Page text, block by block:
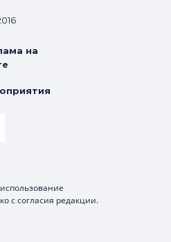
на
с согласия редакции.